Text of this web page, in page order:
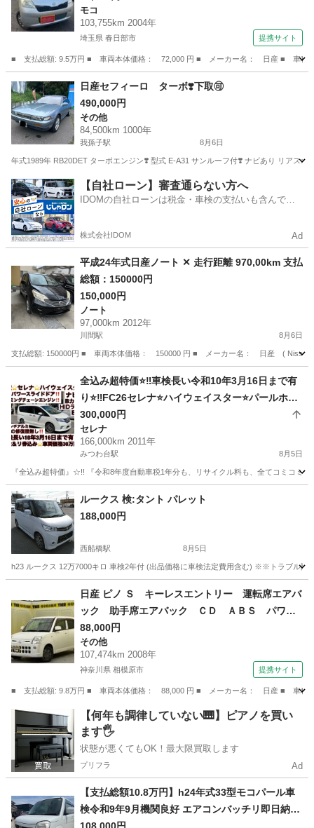
モコ
103,755km 2004年
埼玉県 春日部市 提携サイト
■ 支払総額: 9.5万円 ■ 車両本体価格： 72,000 円 ■ メーカー名： 日産 ■ 車
埼玉 春日部市 モコ
日産セフィーロ ターボ❣️下取🉑
490,000円
その他
84,500km 1000年
我孫子駅 8月6日
年式1989年 RB20DET ターボエンジン❣️ 型式 E-A31 サンルーフ付❣️ ナビあり リアスポ
千葉 柏市 我孫子駅 その他
【自社ローン】審査通らない方へ
IDOMの自社ローンは税金・車検の支払いも含んでい
株式会社IDOM Ad
平成24年式日産ノート ✕ 走行距離 970,00km 支払
総額：150000円
150,000円
ノート
97,000km 2012年
川間駅 8月6日
支払総額: 150000円 ■ 車両本体価格： 150000 円 ■ メーカー名： 日産 (
川間駅 ノート
全込み超特価⭐️‼️車検長い令和10年3月16日まで有
り⭐️‼️FC26セレナ⭐️ハイウェイスター⭐️パールホワ
イト⭐️両側パワースライドドア⭐️carrozzeriaナビ⭐️
フルセグTV⭐️Bluetoothオーディオ⭐️バックカメラ
⭐️ETC⭐️HID⭐️フォグ⭐️17インチアルミ⭐️スマートキ
ー名変サービス⭐️‼️激安早い者勝ち⭐️‼️
300,000円
セレナ
166,000km 2011年
みつわ台駅 8月5日
『全込み超特価』☆!! 『令和8年度自動車税1年分も、リサイクル料も、全てコミコ
千葉 千葉市 みつわ台駅 セレナ
ルークス 検:タント パレット
188,000円
西船橋駅 8月5日
h23 ルークス 12万7000キロ 車検2年付 (出品価格に車検法定費用含む) ※※トラブ
西船橋駅 日産
日産 ピノ Ｓ キーレスエントリー 運転席エアバ
ック 助手席エアバック ＣＤ ＡＢＳ パワー
ステアリング （検9.9）
88,000円
その他
107,474km 2008年
神奈川県 相模原市 提携サイト
■ 支払総額: 9.8万円 ■ 車両本体価格： 88,000 円 ■ メーカー名： 日産 ■ 車
神奈川 相模原市 その他
【何年も調律していない🎹】ピアノを買い
ます🖐️
状態が悪くてもOK！最大限買取します
プリフラ Ad
【支払総額10.8万円】h24年式33型モコパール車
検令和9年9月機関良好 エアコンバッチリ即日納車